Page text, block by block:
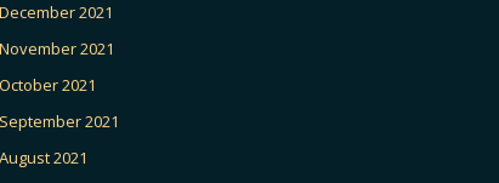
December 2021
November 2021
October 2021
September 2021
August 2021